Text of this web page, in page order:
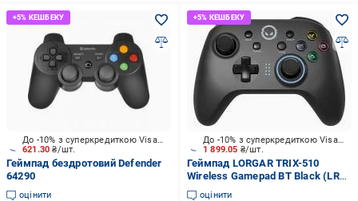
621.30₴/шт.
До -10% з суперкредиткою Visa Вигода
Геймпад бездротовий Defender
64290
оцінити
1 899.05 ₴/шт.
До -10% з суперкредиткою Visa Вигода
Геймпад LORGAR TRIX-510
Wireless Gamepad BT Black (LRG-
GP510)
оцінити